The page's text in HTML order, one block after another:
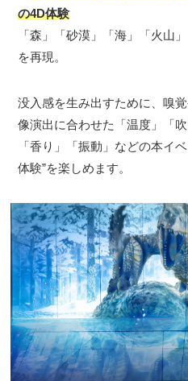
の4D体験
「森」「砂漠」「海」「火山
を再現。
没入感を生み出すために、嗅
像演出に合わせた「温度」「
「香り」「振動」などの本イ
体験”を楽しめます。